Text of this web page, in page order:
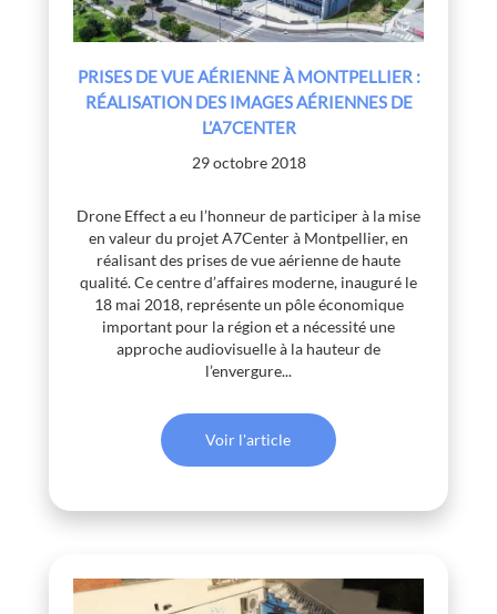
PRISES DE VUE AÉRIENNE À MONTPELLIER :
RÉALISATION DES IMAGES AÉRIENNES DE
L’A7CENTER
29 octobre 2018
Drone Effect a eu l’honneur de participer à la mise
en valeur du projet A7Center à Montpellier, en
réalisant des prises de vue aérienne de haute
qualité. Ce centre d’affaires moderne, inauguré le
18 mai 2018, représente un pôle économique
important pour la région et a nécessité une
approche audiovisuelle à la hauteur de
l’envergure...
Voir l'article